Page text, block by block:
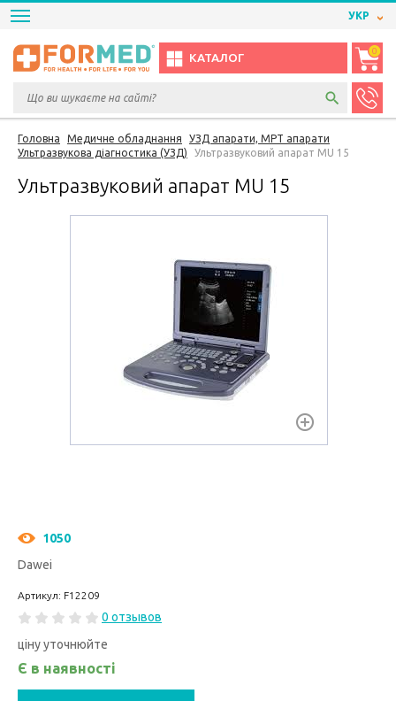
УКР
КАТАЛОГ
0
Головна Медичне обладнання
УЗД апарати, МРТ апарати
Ультразвукова діагностика (УЗД)
Ультразвуковий апарат MU 15
Ультразвуковий апарат MU 15
1050
Dawei
Артикул: F12209
0 отзывов
ціну уточнюйте
Є в наявності